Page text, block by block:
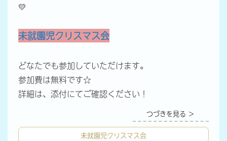
💛
未就園児クリスマス会
どなたでも参加していただけます。
参加費は無料です☆
詳細は、添付にてご確認ください！
つづきを見る ＞
未就園児クリスマス会